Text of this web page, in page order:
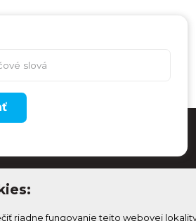
riadne fungovanie tejto webovej